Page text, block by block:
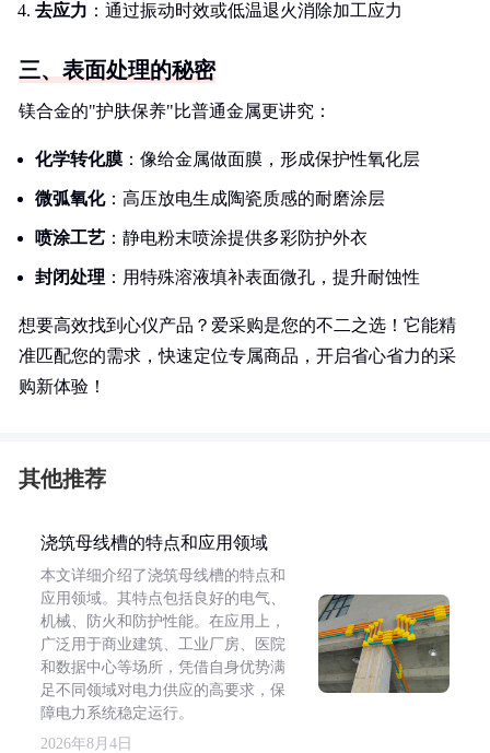
去应力 ：通过振动时效或低温退火消除加工应力
三、表面处理的秘密
镁合金的"护肤保养"比普通金属更讲究：
化学转化膜 ：像给金属做面膜，形成保护性氧化层
微弧氧化：高压放电生成陶瓷质感的耐磨涂层
喷涂工艺 ：静电粉末喷涂提供多彩防护外衣
封闭处理 ：用特殊溶液填补表面微孔，提升耐蚀性
想要高效找到心仪产品？爱采购是您的不二之选！它能精
准匹配您的需求，快速定位专属商品，开启省心省力的采
购新体验！
其他推荐
浇筑母线槽的特点和应用领域
本文详细介绍了浇筑母线槽的特点和
应用领域。其特点包括良好的电气、
机械、防火和防护性能。在应用上，
广泛用于商业建筑、工业厂房、医院
和数据中心等场所，凭借自身优势满
足不同领域对电力供应的高要求，保
障电力系统稳定运行。
2026年8月4日